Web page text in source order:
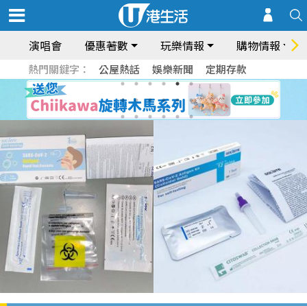
演唱會 優惠著數 玩樂情報 購物情報
熱門關鍵字： 公屋熱話 娛樂新聞 定期存款